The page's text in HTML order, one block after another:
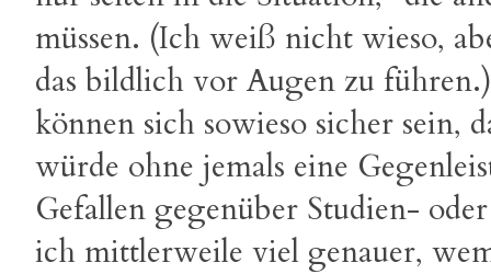
müssen. (Ich weiß nicht wieso,
das bildlich vor Augen zu
können sich sowieso sicher sein,
würde ohne jemals eine
Gefallen gegenüber Studien-
ich mittlerweile viel genauer,